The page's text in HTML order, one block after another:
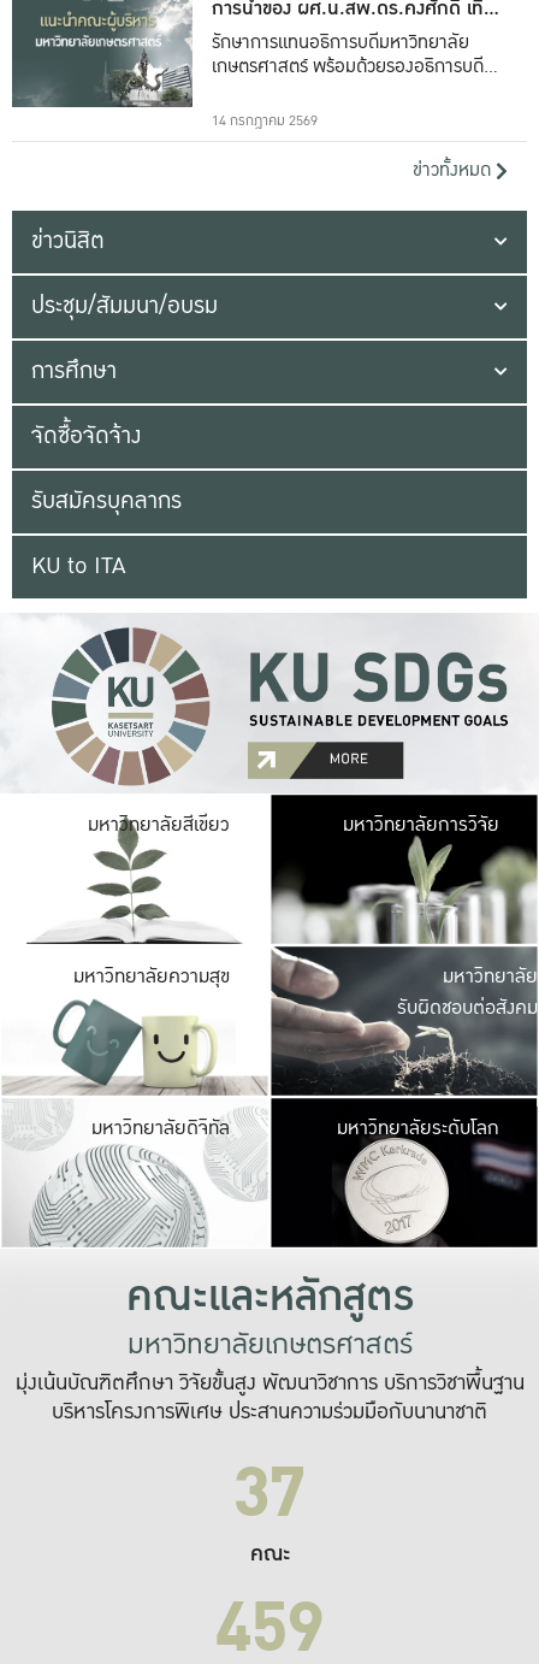
การนำของ ผศ.น.สพ.ดร.คงศักดิ์ เที่ยง
ธรรม
รักษาการแทนอธิการบดีมหาวิทยาลัย
เกษตรศาสตร์ พร้อมด้วยรองอธิการบดีทั้ง
14 กรกฎาคม 2569
ข่าวทั้งหมด
ข่าวนิสิต
ประชุม/สัมมนา/อบรม
การศึกษา
จัดซื้อจัดจ้าง
รับสมัครบุคลากร
KU to ITA
มหาวิทยาลัยสีเขียว มหาวิ
มีพื้นที่เขียวสดใส
เป็นป่าในเมือง เกษต
มหาวิทยาลัยการวิจัย
มหาวิทยาลัยความสุข มหาวิ
ค
เปิดประ
และพบเรื่องราวใ
มหาวิทยาลัย
รับผิดชอบต่อสังคม
มหาวิทยาลัยดิจิทัล มหาวิ
เปลี่ยนแปลง แล
เพื่อทำง
ระบบสารสนเทศ
มหาวิทยาลัยระดับโลก
คณะและหลักสูตร
มหาวิทยาลัยเกษตรศาสตร์
มุ่งเน้นบัณฑิตศึกษา วิจัยขั้นสูง พัฒนาวิชาการ บริการวิชาพื้นฐาน
บริหารโครงการพิเศษ ประสานความร่วมมือกับนานาชาติ
37
คณะ
459